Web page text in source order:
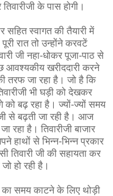
के पास होगी।
सहित स्वागत की तैयारी में
रात तो उन्होंने करवटें
जी नहा-धोकर पूजा-पाठ से
आवश्यकीय खरीददारी करने
तरफ जा रहा है। जो है कि
भी घड़ी को देखकर
बढ़ रहा है। ज्यों-ज्यों समय
से बढ़ती जा रही है। आज
रहा है। तिवारीजी बाजार
हाथों से भिन्न-भिन्न प्रकार
जी की सहायता कर
हो रही है।
का समय काटने के लिए थोड़ी